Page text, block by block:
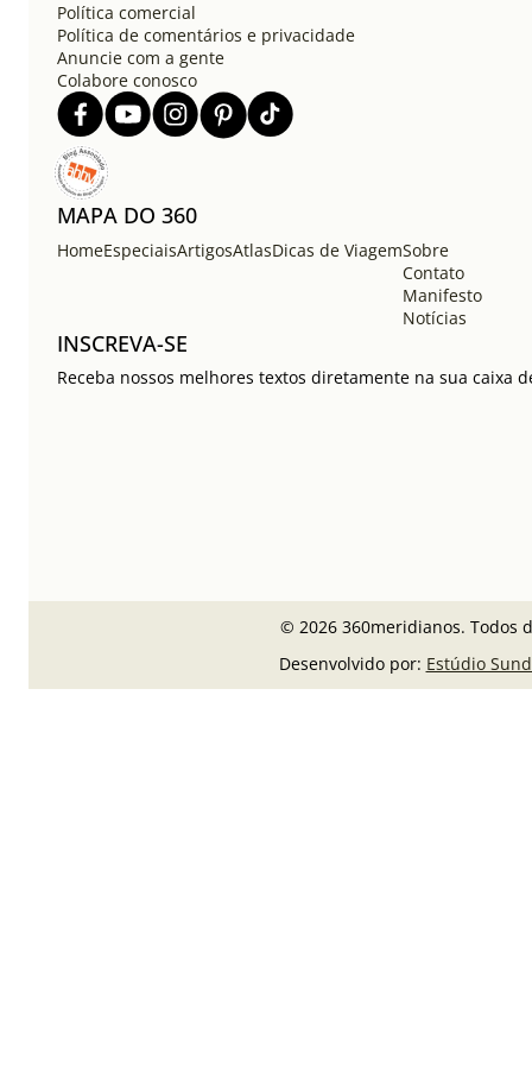
Política comercial
Política de comentários e privacidade
Anuncie com a gente
Colabore conosco
MAPA DO 360
HomeEspeciaisArtigosAtlasDicas de ViagemSobre
Contato
Manifesto
Notícias
INSCREVA-SE
Receba nossos melhores textos diretamente na sua caixa
© 2026 360meridianos. Todos
Desenvolvido por: Estúdio